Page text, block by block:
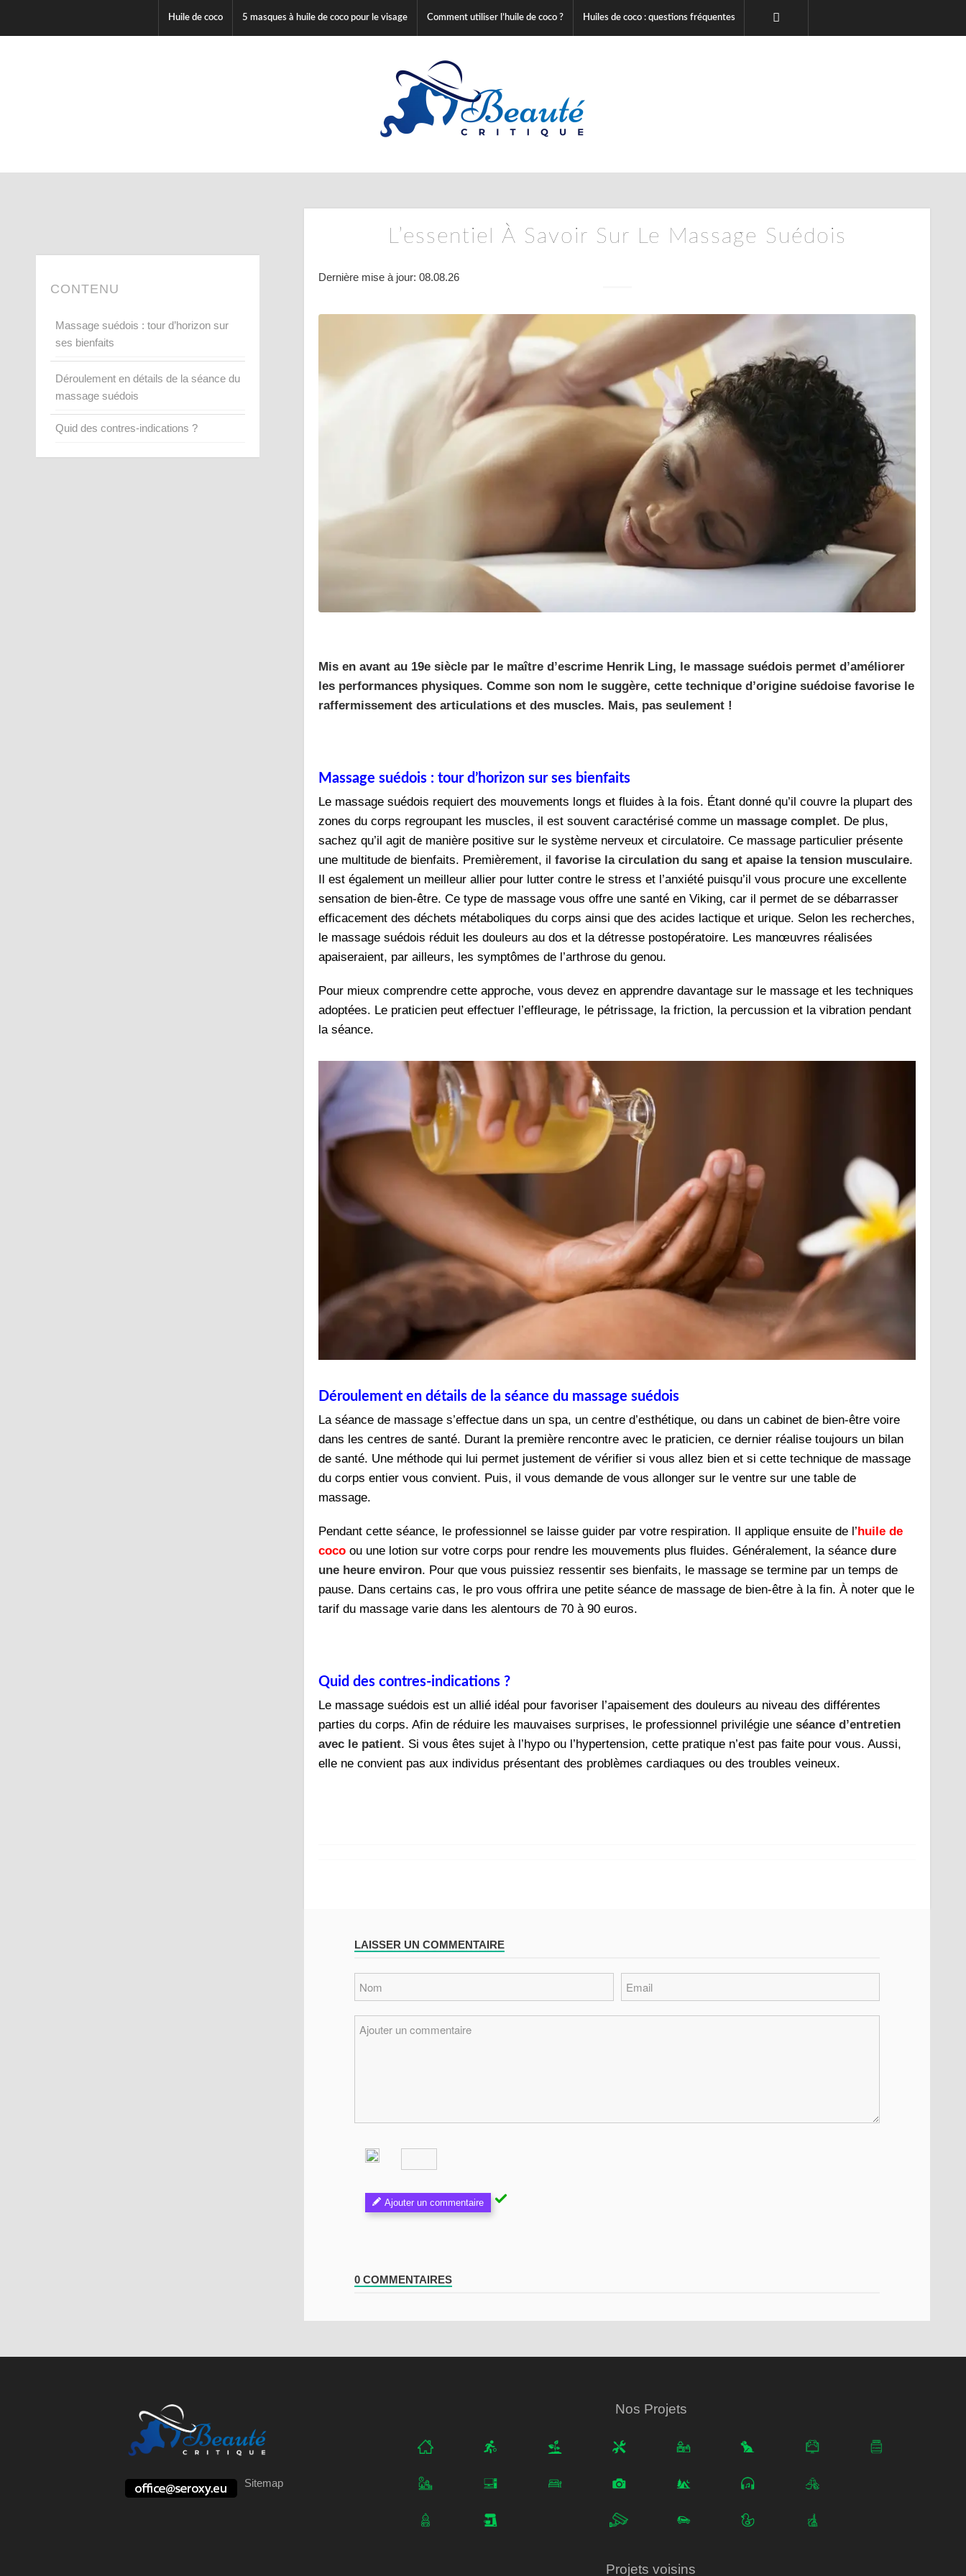
Huile de coco 5 masques à huile de coco pour le visage Comment utiliser l’huile de coco ? Huiles de coco : questions fréquentes
CONTENU
Massage suédois : tour d’horizon sur
ses bienfaits
Déroulement en détails de la séance du
massage suédois
Quid des contres-indications ?
L’essentiel À Savoir Sur Le Massage Suédois
Dernière mise à jour: 08.08.26
Mis en avant au 19e siècle par le maître d’escrime Henrik Ling, le massage suédois permet d’améliorer
les performances physiques. Comme son nom le suggère, cette technique d’origine suédoise favorise le
raffermissement des articulations et des muscles. Mais, pas seulement !
Massage suédois : tour d’horizon sur ses bienfaits
Le massage suédois requiert des mouvements longs et fluides à la fois. Étant donné qu’il couvre la plupart des
zones du corps regroupant les muscles, il est souvent caractérisé comme un massage complet. De plus,
sachez qu’il agit de manière positive sur le système nerveux et circulatoire. Ce massage particulier présente
une multitude de bienfaits. Premièrement, ilfavorise la circulation du sang et apaise la tension musculaire.
Il est également un meilleur allier pour lutter contre le stress et l’anxiété puisqu’il vous procure une excellente
sensation de bien-être. Ce type de massage vous offre une santé en Viking, car il permet de se débarrasser
efficacement des déchets métaboliques du corps ainsi que des acides lactique et urique. Selon les recherches,
le massage suédois réduit les douleurs au dos et la détresse postopératoire. Les manœuvres réalisées
apaiseraient, par ailleurs, les symptômes de l’arthrose du genou.
Pour mieux comprendre cette approche, vous devez en apprendre davantage sur le massage et les techniques
adoptées. Le praticien peut effectuer l’effleurage, le pétrissage, la friction, la percussion et la vibration pendant
la séance.
Déroulement en détails de la séance du massage suédois
La séance de massage s’effectue dans un spa, un centre d’esthétique, ou dans un cabinet de bien-être voire
dans les centres de santé. Durant la première rencontre avec le praticien, ce dernier réalise toujours un bilan
de santé. Une méthode qui lui permet justement de vérifier si vous allez bien et si cette technique de massage
du corps entier vous convient. Puis, il vous demande de vous allonger sur le ventre sur une table de
massage.
Pendant cette séance, le professionnel se laisse guider par votre respiration. Il applique ensuite de l’huile de
coco ou une lotion sur votre corps pour rendre les mouvements plus fluides. Généralement, la séancedure
une heure environ. Pour que vous puissiez ressentir ses bienfaits, le massage se termine par un temps de
pause. Dans certains cas, le pro vous offrira une petite séance de massage de bien-être à la fin. À noter que le
tarif du massage varie dans les alentours de 70 à 90 euros.
Quid des contres-indications ?
Le massage suédois est un allié idéal pour favoriser l’apaisement des douleurs au niveau des différentes
parties du corps. Afin de réduire les mauvaises surprises, le professionnel privilégie uneséance d’entretien
avec le patient. Si vous êtes sujet à l’hypo ou l’hypertension, cette pratique n’est pas faite pour vous. Aussi,
elle ne convient pas aux individus présentant des problèmes cardiaques ou des troubles veineux.
LAISSER UN COMMENTAIRE
Ajouter un commentaire
0 COMMENTAIRES
Sitemap
Nos Projets
Projets voisins